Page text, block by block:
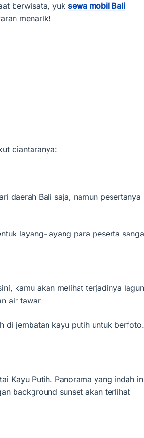
berwisata, yuksewa mobil Bali
menarik!
diantaranya:
daerah Bali saja, namun pesertanya
layang-layang para peserta
kamu akan melihat terjadinya
air tawar.
di jembatan kayu putih untuk berfoto.
Kayu Putih. Panorama yang indah
background sunset akan terlihat